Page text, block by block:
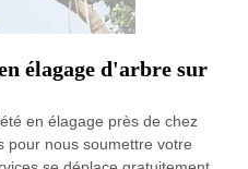
élagage d'arbre sur
en élagage près de chez
pour nous soumettre votre